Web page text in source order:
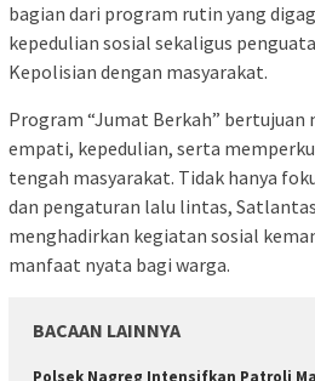
bagian dari program rutin yang
kepedulian sosial sekaligus
Kepolisian dengan masyarakat.
Program “Jumat Berkah” bertujuan
empati, kepedulian, serta
tengah masyarakat. Tidak hanya
dan pengaturan lalu lintas,
menghadirkan kegiatan sosial
manfaat nyata bagi warga.
BACAAN LAINNYA